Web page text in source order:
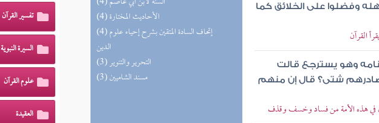
(4) الأحاديث المختارة
(4) إتحاف السادة المتقين بشرح إحياء علوم
الدين
(3) التحرير والتنوير
(3) مسند الشاميين
وفضلوا على الخلائق كما
القرآن
وهو يسترجع قالت
شتى؟ قال إن منهم
في هذه الأمة من فساد وخسف وقذف
تفسير القرآن
السيرة النبوية
علوم القرآن
العقيدة